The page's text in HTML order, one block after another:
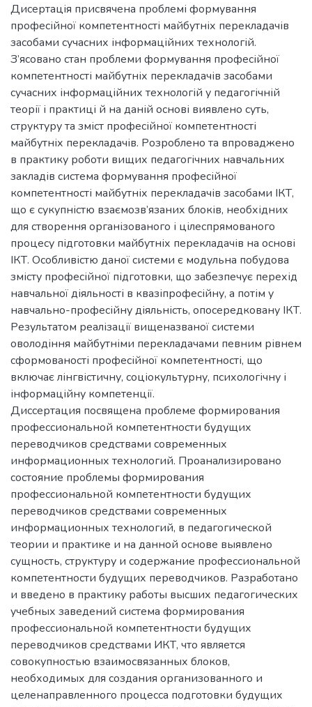
Дисертація присвячена проблемі формування
професійної компетентності майбутніх перекладачів
засобами сучасних інформаційних технологій.
З’ясовано стан проблеми формування професійної
компетентності майбутніх перекладачів засобами
сучасних інформаційних технологій у педагогічній
теорії і практиці й на даній основі виявлено суть,
структуру та зміст професійної компетентності
майбутніх перекладачів. Розроблено та впроваджено
в практику роботи вищих педагогічних навчальних
закладів система формування професійної
компетентності майбутніх перекладачів засобами ІКТ,
що є сукупністю взаємозв’язаних блоків, необхідних
для створення організованого і цілеспрямованого
процесу підготовки майбутніх перекладачів на основі
ІКТ. Особливістю даної системи є модульна побудова
змісту професійної підготовки, що забезпечує перехід
навчальної діяльності в квазіпрофесійну, а потім у
навчально-професійну діяльність, опосередковану ІКТ.
Результатом реалізації вищеназваної системи
оволодіння майбутніми перекладачами певним рівнем
сформованості професійної компетентності, що
включає лінгвістичну, соціокультурну, психологічну і
інформаційну компетенції.
Диссертация посвящена проблеме формирования
профессиональной компетентности будущих
переводчиков средствами современных
информационных технологий. Проанализировано
состояние проблемы формирования
профессиональной компетентности будущих
переводчиков средствами современных
информационных технологий, в педагогической
теории и практике и на данной основе выявлено
сущность, структуру и содержание профессиональной
компетентности будущих переводчиков. Разработано
и введено в практику работы высших педагогических
учебных заведений система формирования
профессиональной компетентности будущих
переводчиков средствами ИКТ, что является
совокупностью взаимосвязанных блоков,
необходимых для создания организованного и
целенаправленного процесса подготовки будущих